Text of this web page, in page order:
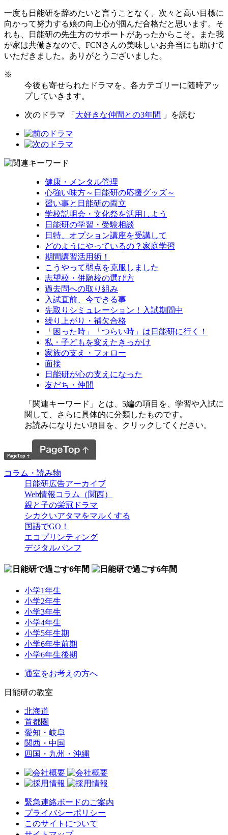
一度も日能研を辞めたいと言うことなく、次々と高い目標に
向かって努力する娘の向上心が掴んだ合格だと思います。そ
れも、日能研の先生方のサポートがあったからこそ。また我
が家は共働きなので、FCNさんの美味しいお弁当にも助けて
いただきました。ありがとうございました。
※
今後も寄せられたドラマを、各カテゴリーに随時アッ
プしていきます。
次のドラマ 「 大好きな仲間との3年間 」を読む
健康・メンタル管理
心強い味方～日能研の応援グッズ～
習い事と日能研の両立
学校説明会・文化祭を活用しよう
日能研の学習・受験相談
日特、オプション講座を受講して
どのようにやっているの？家庭学習
期間講習活用術！
こうやって弱点を克服しました
志望校・併願校の選び方
過去問への取り組み
入試直前、今できる事
先取りシミュレーション！入試期間中
繰り上がり・補欠合格
「困った時」「つらい時」は日能研に行く！
私・子どもを変えたきっかけ
家族の支え・フォロー
面接
日能研が心の支えになった
友だち・仲間
「関連キーワード」とは、5編の項目を、学習や入試に
関して、さらに具体的に分類したものです。
お読みになりたい項目を、クリックしてください。
コラム・読み物
日能研広告アーカイブ
Web情報コラム（関西）
親と子の栄冠ドラマ
シカクいアタマをマルくする
国語でGO！
エコプリンティング
デジタルパンフ
小学1年生
小学2年生
小学3年生
小学4年生
小学5年生期
小学6年生前期
小学6年生後期
通室をお考えの方へ
日能研の教室
北海道
首都圏
愛知・岐阜
関西・中国
四国・九州・沖縄
緊急連絡ボードのご案内
プライバシーポリシー
このサイトについて